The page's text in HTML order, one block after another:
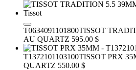
T0634091101800TISSOT
AU QUARTZ 595.00 $
T1372101103100TISSOT PRX
QUARTZ 550.00 $